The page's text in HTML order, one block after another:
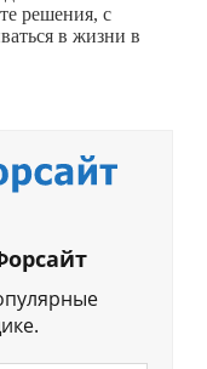
решения, с
в жизни в